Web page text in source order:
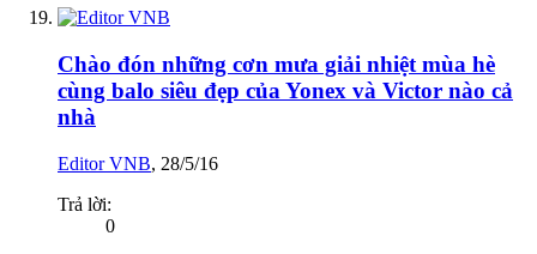
Chào đón những cơn mưa giải nhiệt mùa hè
cùng balo siêu đẹp của Yonex và Victor nào cả
nhà
Editor VNB, 28/5/16
Trả lời:
0